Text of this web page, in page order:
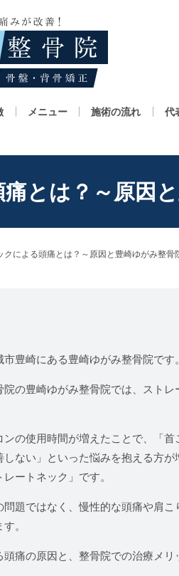
メニュー 施術の流れ 代
とは？～原因
クによる頭痛とは？～原因と豊崎ゆがみ整骨
豊崎にある豊崎ゆがみ整骨院です。
の豊崎ゆがみ整骨院では、スト
の使用時間が増えたことで、「
ない」といった悩みを抱える方
ートネック」です。
題ではなく、慢性的な頭痛や肩
。
痛の原因と、整骨院での治療メリ